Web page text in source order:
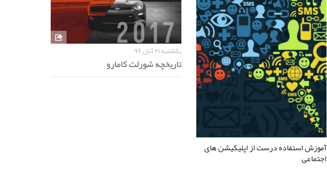
آموزش استفاده درست از اپلیکیشن های
اجتماعی
یکشنبه ۲۱ آبان ۹۶
تاریخچه شورلت کامارو